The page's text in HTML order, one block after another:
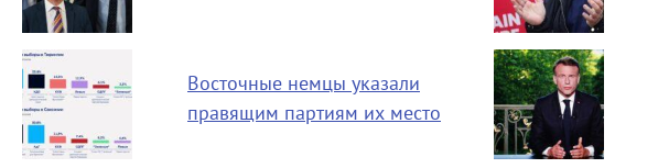
Восточные немцы указали
правящим партиям их место